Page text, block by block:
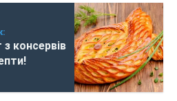
з консервів